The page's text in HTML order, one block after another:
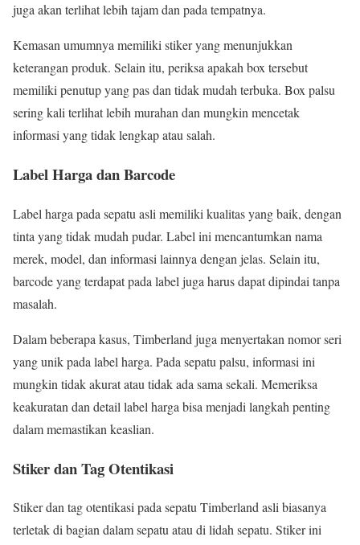
juga akan terlihat lebih tajam dan pada tempatnya.
Kemasan umumnya memiliki stiker yang menunjukkan
keterangan produk. Selain itu, periksa apakah box tersebut
memiliki penutup yang pas dan tidak mudah terbuka. Box palsu
sering kali terlihat lebih murahan dan mungkin mencetak
informasi yang tidak lengkap atau salah.
Label Harga dan Barcode
Label harga pada sepatu asli memiliki kualitas yang baik, dengan
tinta yang tidak mudah pudar. Label ini mencantumkan nama
merek, model, dan informasi lainnya dengan jelas. Selain itu,
barcode yang terdapat pada label juga harus dapat dipindai tanpa
masalah.
Dalam beberapa kasus, Timberland juga menyertakan nomor seri
yang unik pada label harga. Pada sepatu palsu, informasi ini
mungkin tidak akurat atau tidak ada sama sekali. Memeriksa
keakuratan dan detail label harga bisa menjadi langkah penting
dalam memastikan keaslian.
Stiker dan Tag Otentikasi
Stiker dan tag otentikasi pada sepatu Timberland asli biasanya
terletak di bagian dalam sepatu atau di lidah sepatu. Stiker ini